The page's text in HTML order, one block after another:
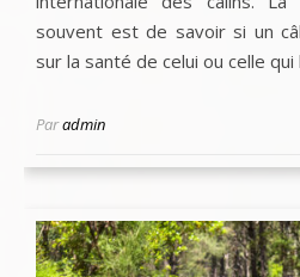
souvent est de savoir si un
sur la santé de celui ou celle
Paradmin